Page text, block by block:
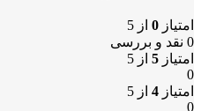
امتیاز 0 از 5
0 نقد و بررسی
امتیاز 5 از 5
0
امتیاز 4 از 5
0